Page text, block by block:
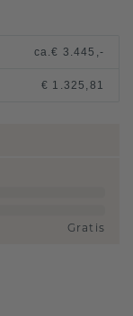
ca.€ 3.445,-
€ 1.325,81
Gratis